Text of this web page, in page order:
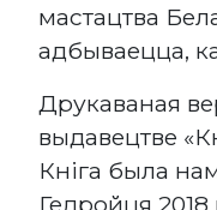
мастацтва
адбываецца,
Друкаваная
выдавецтве
Кніга была